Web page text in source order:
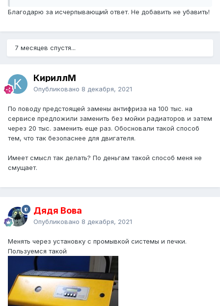
Благодарю за исчерпывающий ответ. Не добавить не убавить!
7 месяцев спустя...
КириллМ
Опубликовано 8 декабря, 2021
По поводу предстоящей замены антифриза на 100 тыс. на
сервисе предложили заменить без мойки радиаторов и затем
через 20 тыс. заменить еще раз. Обосновали такой способ
тем, что так безопаснее для двигателя.
Имеет смысл так делать? По деньгам такой способ меня не
смущает.
Дядя Вова
Опубликовано 8 декабря, 2021
Менять через установку с промывкой системы и печки.
Пользуемся такой